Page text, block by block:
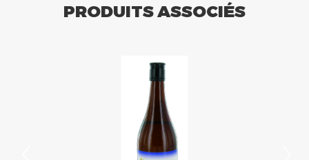
PRODUITS ASSOCIÉS